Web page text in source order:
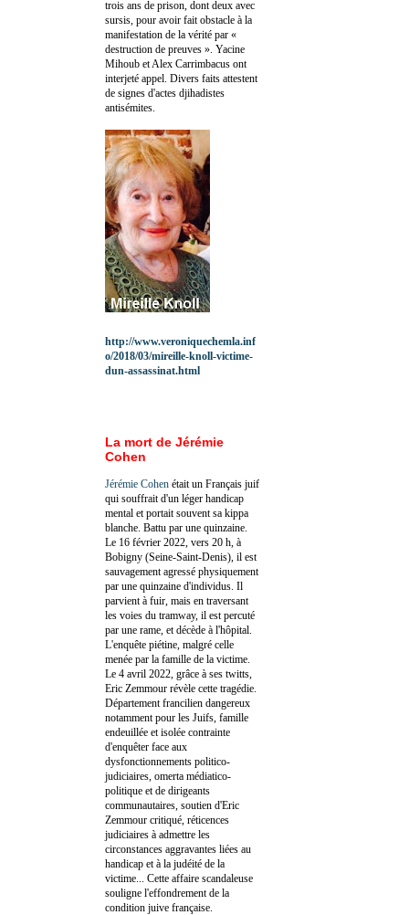
trois ans de prison, dont deux avec
sursis, pour avoir fait obstacle à la
manifestation de la vérité par «
destruction de preuves ». Yacine
Mihoub et Alex Carrimbacus ont
interjeté appel. Divers faits attestent
de signes d'actes djihadistes
antisémites.
http://www.veroniquechemla.inf
o/2018/03/mireille-knoll-victime-
dun-assassinat.html
La mort de Jérémie
Cohen
Jérémie Cohen était un Français juif
qui souffrait d'un léger handicap
mental et portait souvent sa kippa
blanche. Battu par une quinzaine.
Le 16 février 2022, vers 20 h, à
Bobigny (Seine-Saint-Denis), il est
sauvagement agressé physiquement
par une quinzaine d'individus. Il
parvient à fuir, mais en traversant
les voies du tramway, il est percuté
par une rame, et décède à l'hôpital.
L'enquête piétine, malgré celle
menée par la famille de la victime.
Le 4 avril 2022, grâce à ses twitts,
Eric Zemmour révèle cette tragédie.
Département francilien dangereux
notamment pour les Juifs, famille
endeuillée et isolée contrainte
d'enquêter face aux
dysfonctionnements politico-
judiciaires, omerta médiatico-
politique et de dirigeants
communautaires, soutien d'Eric
Zemmour critiqué, réticences
judiciaires à admettre les
circonstances aggravantes liées au
handicap et à la judéité de la
victime... Cette affaire scandaleuse
souligne l'effondrement de la
condition juive française.